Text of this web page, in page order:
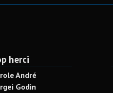
herci
André
Godin